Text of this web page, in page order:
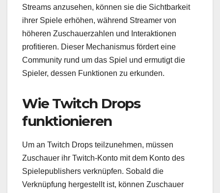
Streams anzusehen, können sie die Sichtbarkeit
ihrer Spiele erhöhen, während Streamer von
höheren Zuschauerzahlen und Interaktionen
profitieren. Dieser Mechanismus fördert eine
Community rund um das Spiel und ermutigt die
Spieler, dessen Funktionen zu erkunden.
Wie Twitch Drops
funktionieren
Um an Twitch Drops teilzunehmen, müssen
Zuschauer ihr Twitch-Konto mit dem Konto des
Spielepublishers verknüpfen. Sobald die
Verknüpfung hergestellt ist, können Zuschauer